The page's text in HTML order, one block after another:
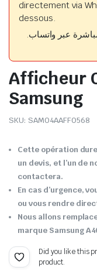
directement via
dessous.
عبر واتساب.
Afficheur
Samsung
SKU: SAM04AAFF0568
Cette opération
un devis, et l’un de
contactera.
En cas d’urgence,
ou vous rendre
Nous allons
marque Samsung
Did you like this
product.